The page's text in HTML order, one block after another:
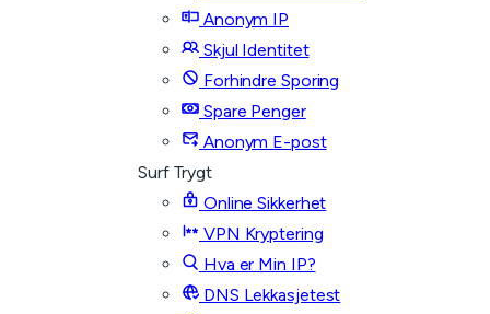
Anonym IP
Skjul Identitet
Forhindre Sporing
Spare Penger
Anonym E-post
Surf Trygt
Online Sikkerhet
VPN Kryptering
Hva er Min IP?
DNS Lekkasjetest